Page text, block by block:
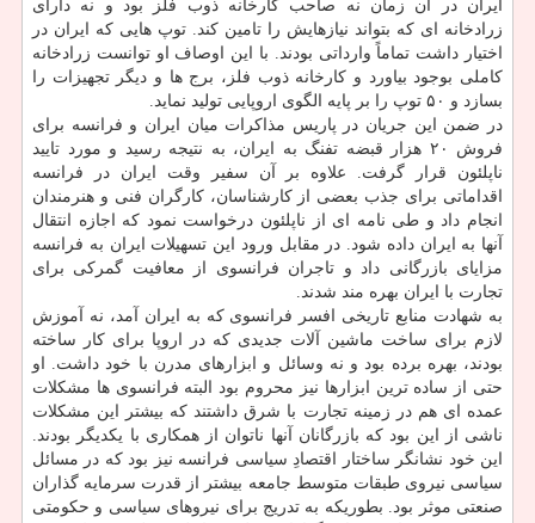
ایران در آن زمان نه صاحب کارخانه ذوب فلز بود و نه دارای
زرادخانه ای که بتواند نیازهایش را تامین کند. توپ هایی که ایران در
اختیار داشت تماماً وارداتی بودند. با این اوصاف او توانست زرادخانه
کاملی بوجود بیاورد و کارخانه ذوب فلز، برج ها و دیگر تجهیزات را
بسازد و ۵۰ توپ را بر پایه الگوی اروپایی تولید نماید.
در ضمن این جریان در پاریس مذاکرات میان ایران و فرانسه برای
فروش ۲۰ هزار قبضه تفنگ به ایران، به نتیجه رسید و مورد تایید
ناپلئون قرار گرفت. علاوه بر آن سفیر وقت ایران در فرانسه
اقداماتی برای جذب بعضی از کارشناسان، کارگران فنی و هنرمندان
انجام داد و طی نامه ای از ناپلئون درخواست نمود که اجازه انتقال
آنها به ایران داده شود. در مقابل ورود این تسهیلات ایران به فرانسه
مزایای بازرگانی داد و تاجران فرانسوی از معافیت گمرکی برای
تجارت با ایران بهره مند شدند.
به شهادت منابع تاریخی افسر فرانسوی که به ایران آمد، نه آموزش
لازم برای ساخت ماشین آلات جدیدی که در اروپا برای کار ساخته
بودند، بهره برده بود و نه وسائل و ابزارهای مدرن با خود داشت. او
حتی از ساده ترین ابزارها نیز محروم بود البته فرانسوی ها مشکلات
عمده ای هم در زمینه تجارت با شرق داشتند که بیشتر این مشکلات
ناشی از این بود که بازرگانان آنها ناتوان از همکاری با یکدیگر بودند.
این خود نشانگر ساختار اقتصادِ سیاسی فرانسه نیز بود که در مسائل
سیاسی نیروی طبقات متوسط جامعه بیشتر از قدرت سرمایه گذاران
صنعتی موثر بود. بطوریکه به تدریج برای نیروهای سیاسی و حکومتی